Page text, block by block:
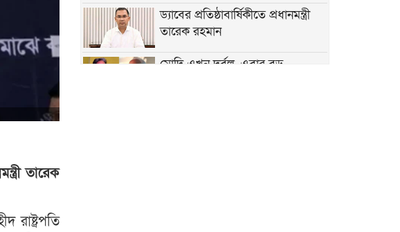
তারেক
রাষ্ট্রপতি
ড্যাবের প্রতিষ্ঠাবার্ষিকীতে প্রধানমন্ত্রী
তারেক রহমান
মোদি এখন দুর্বল, এবার বড়